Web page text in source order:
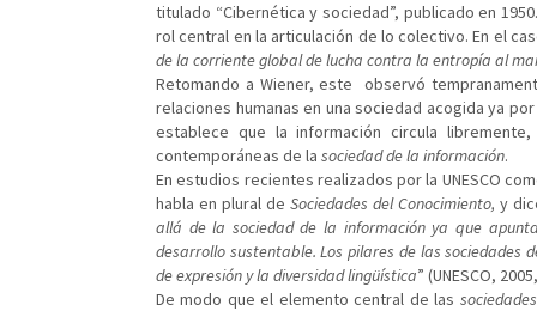
titulado “Cibernética y sociedad”, publicado en
rol central en la articulación de lo colectivo. En el
de la corriente global de lucha contra la entropía al
Retomando a Wiener, este observó
relaciones humanas en una sociedad acogida ya
establece que la información circula
contemporáneas de la sociedad de la información.
En estudios recientes realizados por la UNESCO
habla en plural de Sociedades del Conocimiento, y
allá de la sociedad de la información ya que
desarrollo sustentable. Los pilares de las
de expresión y la diversidad lingüística” (UNESCO,
De modo que el elemento central de las